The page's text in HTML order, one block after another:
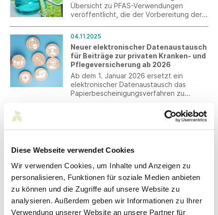
Diese Webseite verwendet Cookies
Wir verwenden Cookies, um Inhalte und Anzeigen zu
personalisieren, Funktionen für soziale Medien anbieten
zu können und die Zugriffe auf unsere Website zu
analysieren. Außerdem geben wir Informationen zu Ihrer
Verwendung unserer Website an unsere Partner für
Übersicht zu PFAS-Verwendungen
veröffentlicht, die der Vorbereitung der
04.11.2025
Neuer elektronischer Datenaustausch
für Beiträge zur privaten Kranken- und
Pflegeversicherung ab 2026
Ab dem 1. Januar 2026 ersetzt ein
elektronischer Datenaustausch das
Papierbescheinigungsverfahren zu
Pflegeversicherungsbeiträgen.
Kabinett beschließt Fünfte
Mindestlohnanpassungsverordnung
Das Bundeskabinett hat die von Bärbel
Bas, Bundesministerin für Arbeit und
Soziales, vorgelegte Fünfte